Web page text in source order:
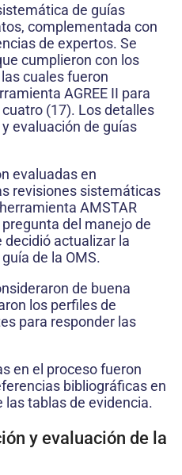
de guías
complementada con
de expertos. Se
cumplieron con los
cuales fueron
AGREE II para
(17). Los detalles
evaluación de guías
evaluadas en
revisiones sistemáticas
AMSTAR
del manejo de
decidió actualizar la
de la OMS.
de buena
los perfiles de
para responder las
en el proceso fueron
bibliográficas en
las tablas de evidencia.
y evaluación de la